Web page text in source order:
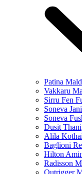
Patina
Vakkaru
Sirru Fen
Soneva Jani
Soneva
Dusit Thani
Alila
Baglioni
Hilton
Radisson
Outrigger